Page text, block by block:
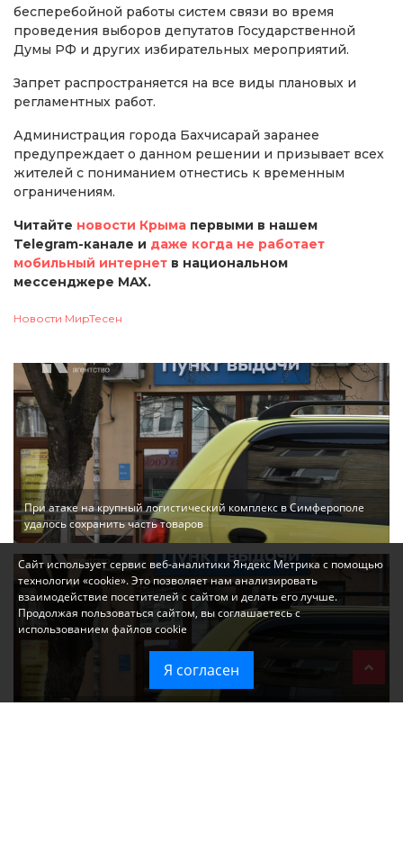
бесперебойной работы систем связи во время
проведения выборов депутатов Государственной
Думы РФ и других избирательных мероприятий.
Запрет распространяется на все виды плановых и
регламентных работ.
Администрация города Бахчисарай заранее
предупреждает о данном решении и призывает всех
жителей с пониманием отнестись к временным
ограничениям.
Читайте новости Крыма первыми в нашем
Telegram-канале и даже когда не работает
мобильный интернет в национальном
мессенджере MAX.
Новости МирТесен
При атаке на крупный логистический комплекс в Симферополе
удалось сохранить часть товаров
Сайт использует сервис веб-аналитики Яндекс Метрика с помощью
технологии «cookie». Это позволяет нам анализировать
взаимодействие посетителей с сайтом и делать его лучше.
Продолжая пользоваться сайтом, вы соглашаетесь с
использованием файлов cookie
Я согласен